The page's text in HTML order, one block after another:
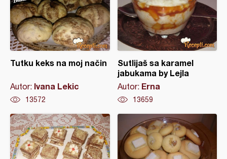
Tutku keks na moj način
Autor: Ivana Lekic
13572
Sutlijaš sa karamel
jabukama by Lejla
Autor: Erna
13659